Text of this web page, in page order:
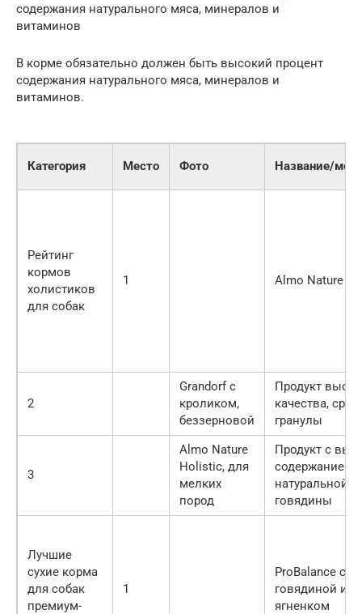
содержания натурального мяса, минералов и
витаминов
В корме обязательно должен быть высокий процент
содержания натурального мяса, минералов и
витаминов.
Категория Место Фото Название/
Рейтинг
кормов
холистиков
для собак
1 Almo Nature
2
Grandorf с
кроликом,
беззерновой
Продукт
качества,
гранулы
3
Almo Nature
Holistic, для
мелких
пород
Продукт с
содержанием
натуральной
говядины
Лучшие
сухие корма
для собак
премиум-
1
ProBalance с
говядиной и
ягненком